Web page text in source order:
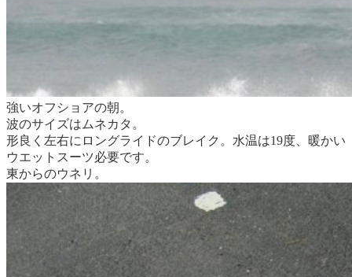
強いオフショアの朝。
波のサイズはムネカタ。
形良く左右にロングライドのブレイク。 水温は19度、暖かい
ウエットスーツ必要です。
東からのウネリ。